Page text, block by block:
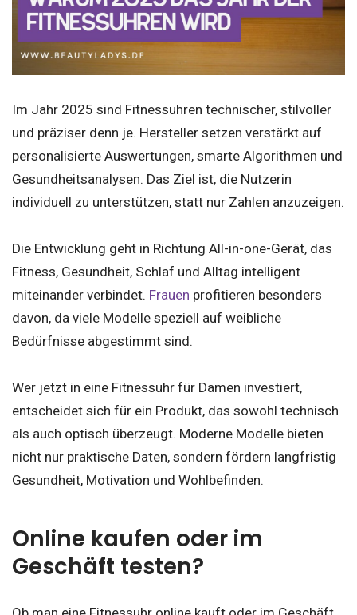
Im Jahr 2025 sind Fitnessuhren technischer, stilvoller
und präziser denn je. Hersteller setzen verstärkt auf
personalisierte Auswertungen, smarte Algorithmen und
Gesundheitsanalysen. Das Ziel ist, die Nutzerin
individuell zu unterstützen, statt nur Zahlen anzuzeigen.
Die Entwicklung geht in Richtung All-in-one-Gerät, das
Fitness, Gesundheit, Schlaf und Alltag intelligent
miteinander verbindet. Frauen profitieren besonders
davon, da viele Modelle speziell auf weibliche
Bedürfnisse abgestimmt sind.
Wer jetzt in eine Fitnessuhr für Damen investiert,
entscheidet sich für ein Produkt, das sowohl technisch
als auch optisch überzeugt. Moderne Modelle bieten
nicht nur praktische Daten, sondern fördern langfristig
Gesundheit, Motivation und Wohlbefinden.
Online kaufen oder im
Geschäft testen?